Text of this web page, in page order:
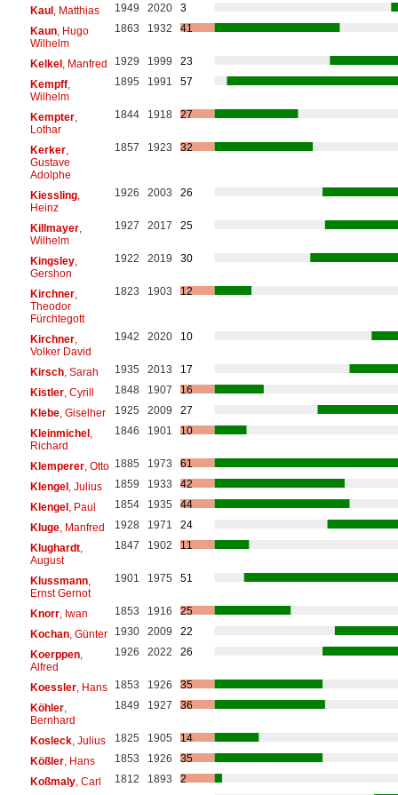
Kaul, Matthias 1949 2020
3
Kaun, Hugo
Wilhelm
1863 1932 41
Kelkel, Manfred 1929 1999
23
Kempff,
Wilhelm
1895 1991 57
Kempter,
Lothar
1844 1918 27
Kerker,
Gustave
Adolphe
1857 1923 32
Kiessling,
Heinz
1926 2003 26
Killmayer,
Wilhelm
1927 2017 25
Kingsley,
Gershon
1922 2019 30
Kirchner,
Theodor
Fürchtegott
1823 1903 12
Kirchner,
Volker David
1942 2020 10
Kirsch, Sarah 1935 2013
17
Kistler, Cyrill 1848 1907
16
Klebe, Giselher 1925 2009
27
Kleinmichel,
Richard
1846 1901 10
Klemperer, Otto 1885 1973
61
Klengel, Julius 1859 1933
42
Klengel, Paul 1854 1935
44
Kluge, Manfred 1928 1971
24
Klughardt,
August
1847 1902 11
Klussmann,
Ernst Gernot
1901 1975 51
Knorr, Iwan 1853 1916
25
Kochan, Günter 1930 2009
22
Koerppen,
Alfred
1926 2022 26
Koessler, Hans 1853 1926
35
Köhler,
Bernhard
1849 1927 36
Kosleck, Julius 1825 1905
14
Kößler, Hans 1853 1926
35
Koßmaly, Carl 1812 1893
2